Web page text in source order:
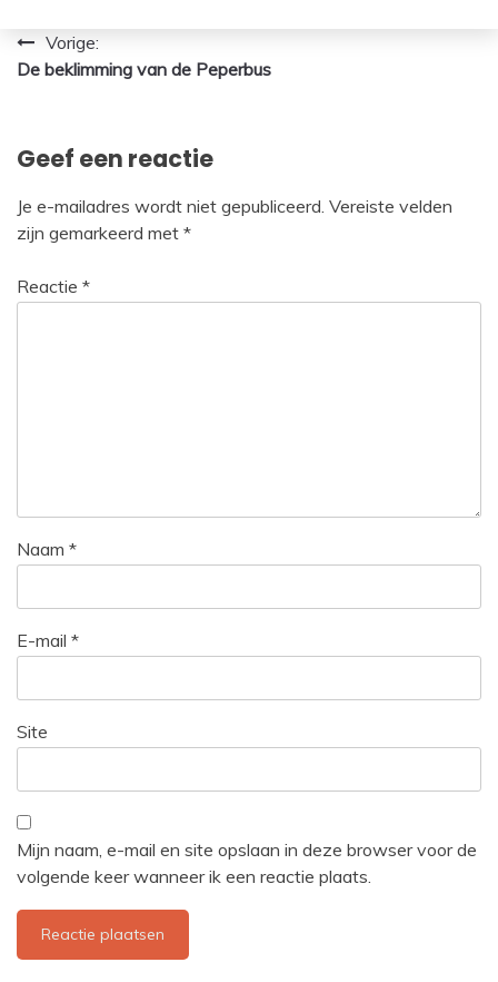
Bericht
navigatie
Vorige:
De beklimming van de Peperbus
Geef een reactie
Je e-mailadres wordt niet gepubliceerd. Vereiste velden
zijn gemarkeerd met *
Reactie *
Naam *
E-mail *
Site
Mijn naam, e-mail en site opslaan in deze browser voor de
volgende keer wanneer ik een reactie plaats.